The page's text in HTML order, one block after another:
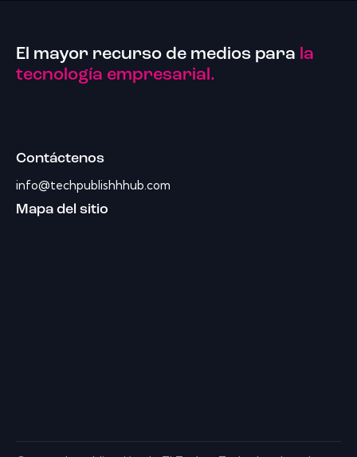
El mayor recurso de medios para la
tecnología empresarial.
Contáctenos
info@techpublishhhub.com
Mapa del sitio